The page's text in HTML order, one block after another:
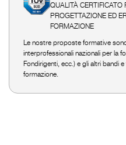
QUALITÀ CERTIFICATO
PROGETTAZIONE ED
FORMAZIONE
Le nostre proposte formative
interprofessionali nazionali per la
Fondirigenti, ecc.) e gli altri bandi
formazione.